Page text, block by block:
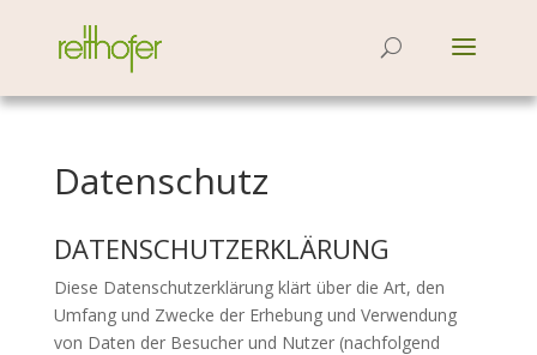
Datenschutz
DATENSCHUTZERKLÄRUNG
Diese Datenschutzerklärung klärt über die Art, den
Umfang und Zwecke der Erhebung und Verwendung
von Daten der Besucher und Nutzer (nachfolgend